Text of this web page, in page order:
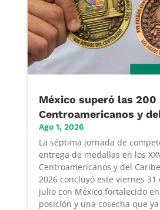
México superó las 200
Centroamericanos y
Ago 1, 2026
La séptima jornada de
entrega de medallas en los
Centroamericanos y del
2026 concluyó este viernes 31
julio con México fortalecido
posición y una cosecha que